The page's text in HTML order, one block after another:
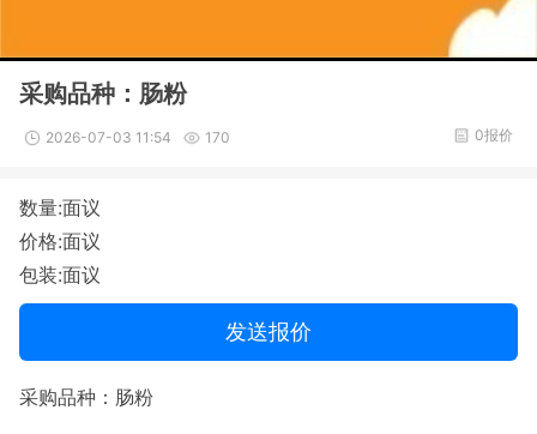
采购品种：肠粉
2026-07-03 11:54 170 0报价
数量:面议
价格:面议
包装:面议
发送报价
采购品种：肠粉